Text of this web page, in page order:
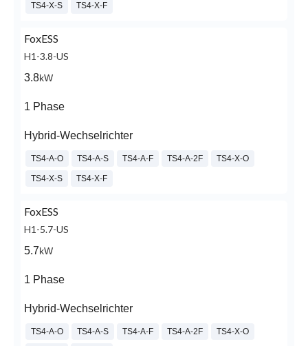
TS4-X-S TS4-X-F
FoxESS
H1-3.8-US
3.8kW
1 Phase
Hybrid-Wechselrichter
TS4-A-O TS4-A-S TS4-A-F TS4-A-2F TS4-X-O
TS4-X-S TS4-X-F
FoxESS
H1-5.7-US
5.7kW
1 Phase
Hybrid-Wechselrichter
TS4-A-O TS4-A-S TS4-A-F TS4-A-2F TS4-X-O